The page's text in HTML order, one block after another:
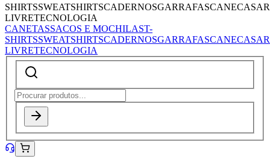
SHIRTSSWEATSHIRTSCADERNOSGARRAFASCANECASAR
LIVRETECNOLOGIA
CANETASSACOS E MOCHILAST-
SHIRTSSWEATSHIRTSCADERNOSGARRAFASCANECASAR
LIVRETECNOLOGIA